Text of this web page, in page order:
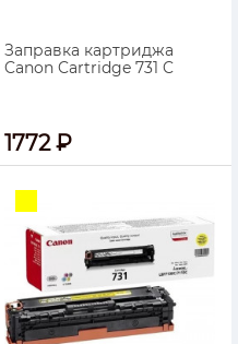
Заправка картриджа
Canon Cartridge 731 C
1772 ₽